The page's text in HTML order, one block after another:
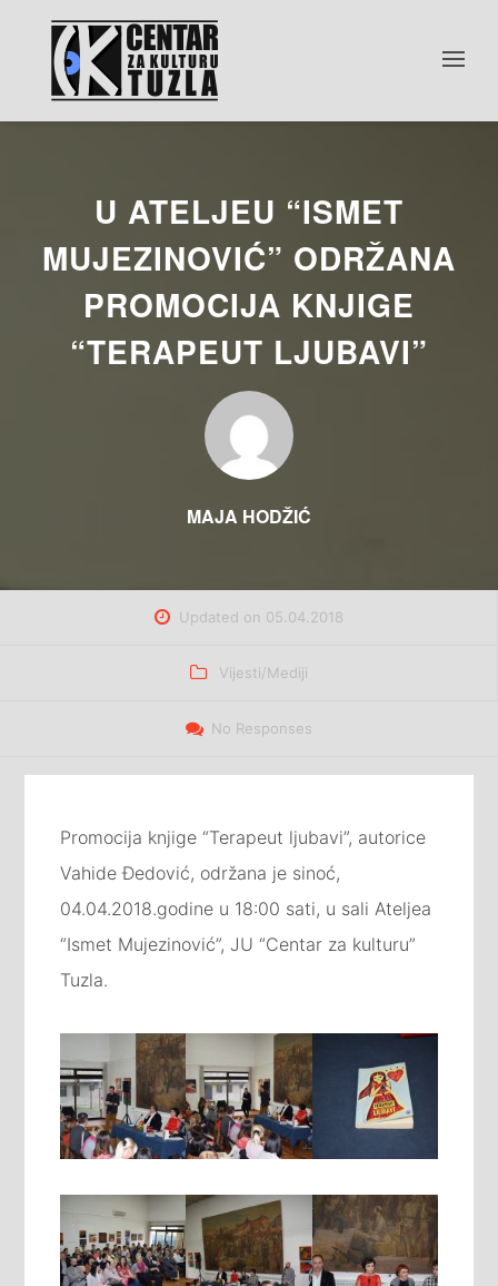
U ATELJEU “ISMET
MUJEZINOVIĆ” ODRŽANA
PROMOCIJA KNJIGE
“TERAPEUT LJUBAVI”
MAJA HODŽIĆ
Updated on 05.04.2018
Categories
Vijesti/Mediji
No Responses
Promocija knjige “Terapeut ljubavi”, autorice
Vahide Đedović, održana je sinoć,
04.04.2018.godine u 18:00 sati, u sali Ateljea
“Ismet Mujezinović”, JU “Centar za kulturu”
Tuzla.